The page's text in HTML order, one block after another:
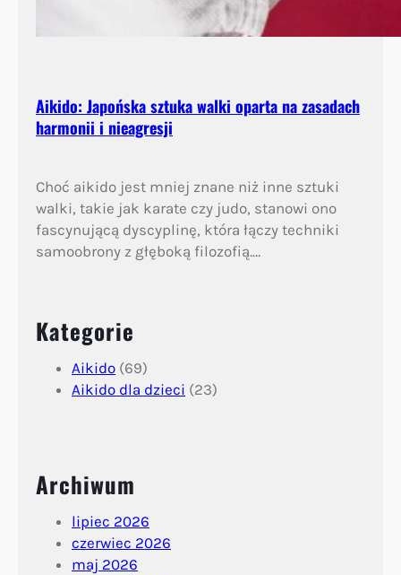
Aikido: Japońska sztuka walki oparta na zasadach
harmonii i nieagresji
Choć aikido jest mniej znane niż inne sztuki
walki, takie jak karate czy judo, stanowi ono
fascynującą dyscyplinę, która łączy techniki
samoobrony z głęboką filozofią.…
Kategorie
Aikido (69)
Aikido dla dzieci (23)
Archiwum
lipiec 2026
czerwiec 2026
maj 2026